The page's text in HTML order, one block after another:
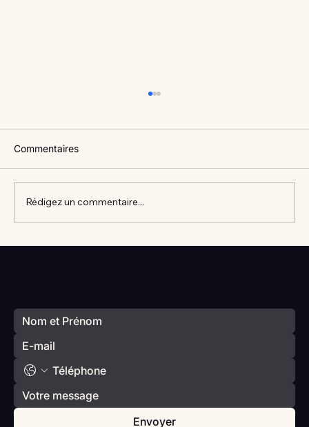
Commentaires
Rédigez un commentaire...
Envoyer